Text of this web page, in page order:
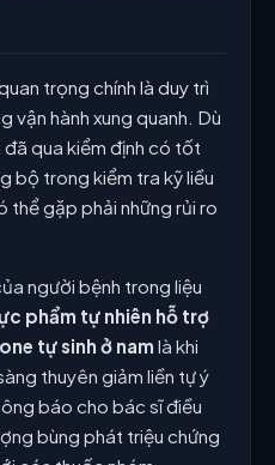
trọng chính là duy trì
vận hành xung quanh. Dù
qua kiểm định có tốt
bộ trong kiểm tra kỹ liều
thể gặp phải những rủi ro
người bệnh trong liệu
phẩm tự nhiên hỗ trợ
tự sinh ở nam là khi
thuyên giảm liền tự ý
báo cho bác sĩ điều
bùng phát triệu chứng